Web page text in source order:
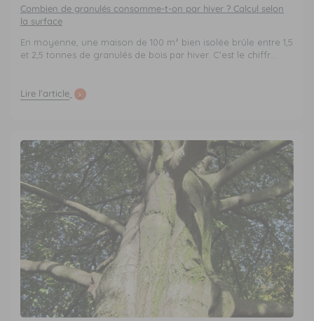
Combien de granulés consomme-t-on par hiver ? Calcul selon
la surface
En moyenne, une maison de 100 m² bien isolée brûle entre 1,5
et 2,5 tonnes de granulés de bois par hiver. C'est le chiffr...
Lire l’article